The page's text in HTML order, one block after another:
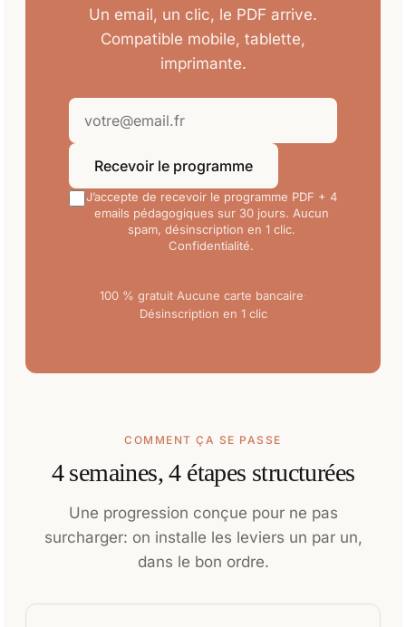
Un email, un clic, le PDF arrive.
Compatible mobile, tablette,
imprimante.
Recevoir le programme
J’accepte de recevoir le programme PDF + 4
emails pédagogiques sur 30 jours. Aucun
spam, désinscription en 1 clic.
Confidentialité.
100 % gratuit·Aucune carte bancaire·
Désinscription en 1 clic
COMMENT ÇA SE PASSE
4 semaines, 4 étapes structurées
Une progression conçue pour ne pas
surcharger: on installe les leviers un par un,
dans le bon ordre.